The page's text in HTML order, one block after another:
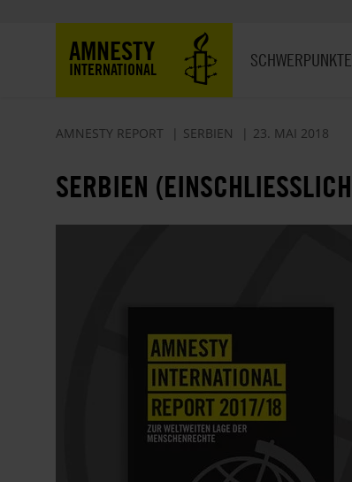
AMNESTY
INTERNATIONAL SCHWERPUNKTE
AMNESTY REPORT SERBIEN 23. MAI 2018
SERBIEN